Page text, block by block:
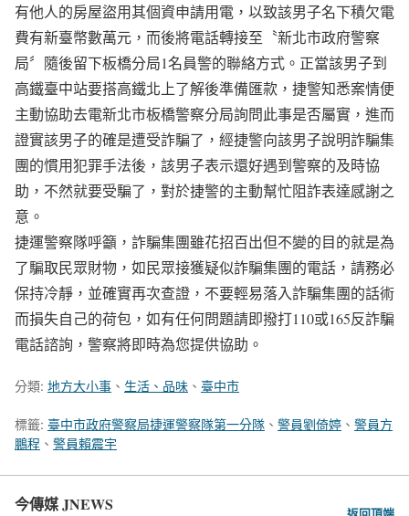
有他人的房屋盜用其個資申請用電，以致該男子名下積欠電
費有新臺幣數萬元，而後將電話轉接至〝新北市政府警察
局〞隨後留下板橋分局1名員警的聯絡方式。正當該男子到
高鐵臺中站要搭高鐵北上了解後準備匯款，捷警知悉案情便
主動協助去電新北市板橋警察分局詢問此事是否屬實，進而
證實該男子的確是遭受詐騙了，經捷警向該男子說明詐騙集
團的慣用犯罪手法後，該男子表示還好遇到警察的及時協
助，不然就要受騙了，對於捷警的主動幫忙阻詐表達感謝之
意。
捷運警察隊呼籲，詐騙集團雖花招百出但不變的目的就是為
了騙取民眾財物，如民眾接獲疑似詐騙集團的電話，請務必
保持冷靜，並確實再次查證，不要輕易落入詐騙集團的話術
而損失自己的荷包，如有任何問題請即撥打110或165反詐騙
電話諮詢，警察將即時為您提供協助。
分類: 地方大小事 、 生活、品味 、 臺中市
標籤: 臺中市政府警察局捷運警察隊第一分隊 、 警員劉倚婷 、 警員方
鵬程 、 警員賴震宇
今傳媒 JNEWS